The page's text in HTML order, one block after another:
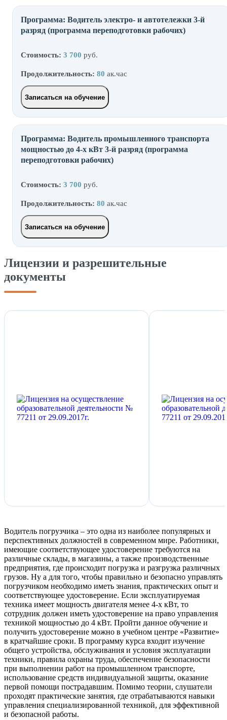
Программа: Водитель электро- и автотележки 3-й
разряд (программа переподготовки рабочих)
Стоимость: 3 700 руб.
Продолжительность: 80 ак.час
Записаться на обучение
Программа: Водитель промышленного транспорта
мощностью до 4-х кВт 3-й разряд (программа
переподготовки рабочих)
Стоимость: 3 700 руб.
Продолжительность: 80 ак.час
Записаться на обучение
Лицензии и разрешительные
документы
Водитель погрузчика – это одна из наиболее популярных и
перспективных должностей в современном мире. Работники,
имеющие соответствующее удостоверение требуются на
различные склады, в магазины, а также производственные
предприятия, где происходит погрузка и разгрузка различных
грузов. Ну а для того, чтобы правильно и безопасно управлять
погрузчиком необходимо иметь знания, практических опыт и
соответствующее удостоверение. Если эксплуатируемая
техника имеет мощность двигателя менее 4-х кВт, то
сотрудник должен иметь удостоверение на право управления
техникой мощностью до 4 кВт. Пройти данное обучение и
получить удостоверение можно в учебном центре «Развитие»
в кратчайшие сроки. В программу курса входит изучение
общего устройства, обслуживания и условия эксплуатации
техники, правила охраны труда, обеспечение безопасности
при выполнении работ на промышленном транспорте,
использование средств индивидуальной защиты, оказание
первой помощи пострадавшим. Помимо теории, слушатели
проходят практические занятия, где отрабатываются навыки
управления специализированной техникой, для эффективной
и безопасной работы.